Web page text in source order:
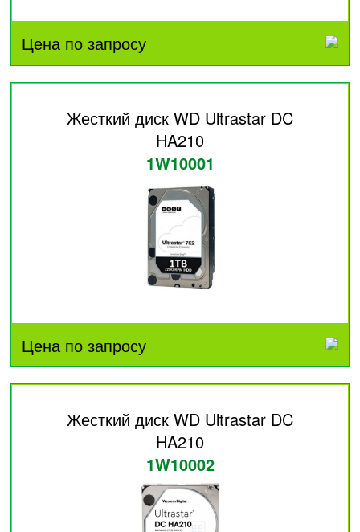
Цена по запросу
Жесткий диск WD Ultrastar DC
HA210
1W10001
Цена по запросу
Жесткий диск WD Ultrastar DC
HA210
1W10002